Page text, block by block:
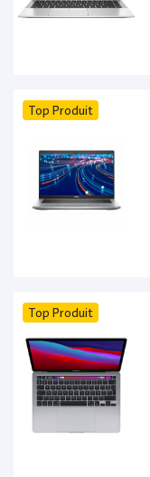
Top Produit
Top Produit